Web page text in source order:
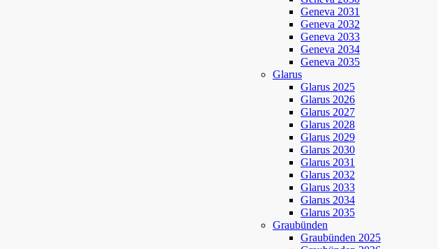
Geneva 2031
Geneva 2032
Geneva 2033
Geneva 2034
Geneva 2035
Glarus
Glarus 2025
Glarus 2026
Glarus 2027
Glarus 2028
Glarus 2029
Glarus 2030
Glarus 2031
Glarus 2032
Glarus 2033
Glarus 2034
Glarus 2035
Graubünden
Graubünden 2025